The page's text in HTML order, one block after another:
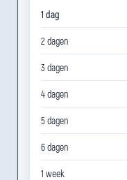
1 dag
2 dagen
3 dagen
4 dagen
5 dagen
6 dagen
1 week